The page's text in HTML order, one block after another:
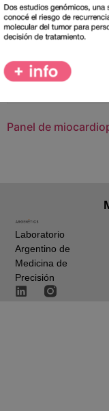
Panel de
Laboratorio
Argentino de
Medicina de
Precisión